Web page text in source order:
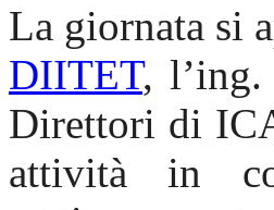
La giornata si
DIITET, l’ing.
Direttori di
attività in